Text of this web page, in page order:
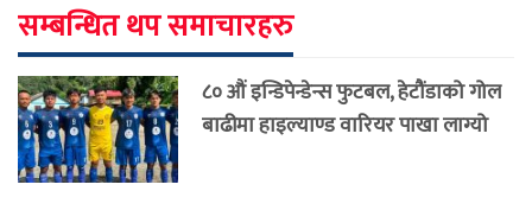
सम्बन्धित थप समाचारहरु
८० औं इन्डिपेन्डेन्स फुटबल, हेटौंडाको गोल
बाढीमा हाइल्याण्ड वारियर पाखा लाग्यो